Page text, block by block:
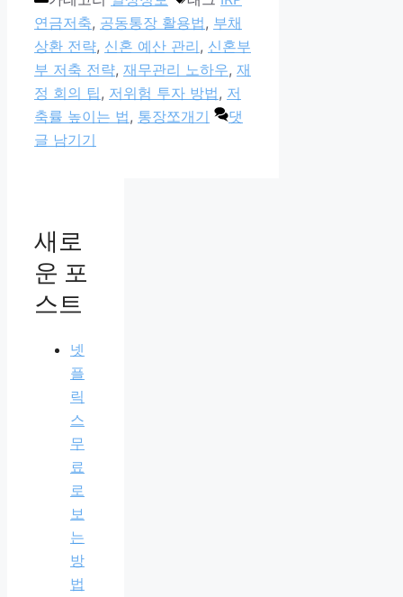
연금저축, 공동통장 활용법, 부채
상환 전략, 신혼 예산 관리, 신혼부
부 저축 전략, 재무관리 노하우, 재
정 회의 팁, 저위험 투자 방법, 저
축률 높이는 법, 통장쪼개기
댓
글 남기기
새로
운 포
스트
넷
플
릭
스
무
료
로
보
는
방
법